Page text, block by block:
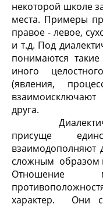
некоторой школе
места. Примеры
правое - левое,
и т.д. Под
понимаются
иного
(явления,
друга.
присуще
взаимодополняют
сложным образом
Отношение
характер. Они